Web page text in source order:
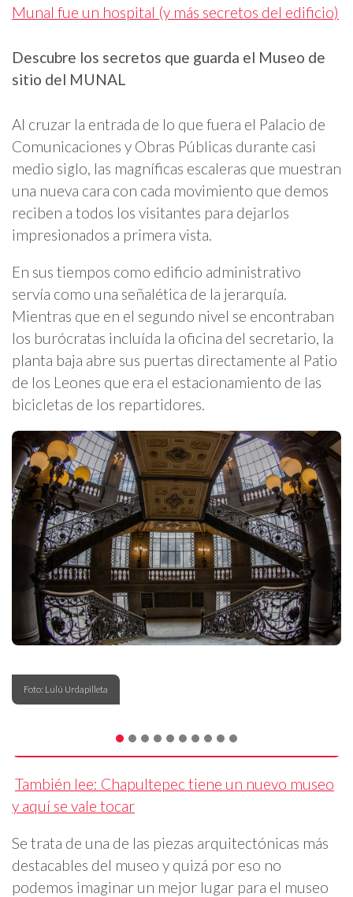
Munal fue un hospital (y más secretos del edificio)
Descubre los secretos que guarda el Museo de
sitio del MUNAL
Al cruzar la entrada de lo que fuera el Palacio de
Comunicaciones y Obras Públicas durante casi
medio siglo, las magníficas escaleras que muestran
una nueva cara con cada movimiento que demos
reciben a todos los visitantes para dejarlos
impresionados a primera vista.
En sus tiempos como edificio administrativo
servía como una señalética de la jerarquía.
Mientras que en el segundo nivel se encontraban
los burócratas incluída la oficina del secretario, la
planta baja abre sus puertas directamente al Patio
de los Leones que era el estacionamiento de las
bicicletas de los repartidores.
Foto: Lulú Urdapilleta
También lee: Chapultepec tiene un nuevo museo
y aquí se vale tocar
Se trata de una de las piezas arquitectónicas más
destacables del museo y quizá por eso no
podemos imaginar un mejor lugar para el museo